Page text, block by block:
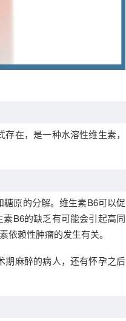
在，是一种水溶性维生素，
原的分解。维生素B6可以促
B6的缺乏有可能会引起高同
赖性肿瘤的发生有关。
期麻醉的病人，还有怀孕之后